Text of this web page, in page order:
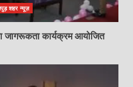
शहर न्यूज़
जागरूकता कार्यक्रम आयोजित